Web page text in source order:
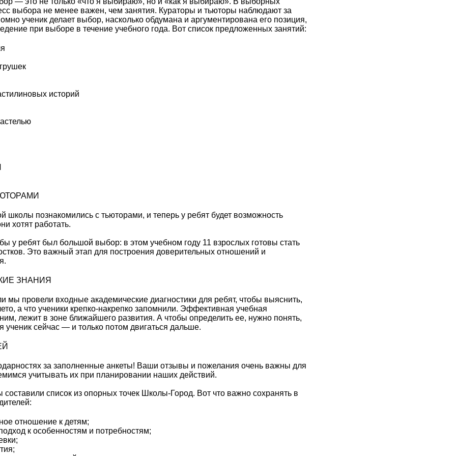
выбора не менее важен, чем занятия. Кураторы и тьюторы наблюдают за
ученик делает выбор, насколько обдумана и аргументирована его позиция,
при выборе в течение учебного года. Вот список предложенных занятий:
историй
школы познакомились с тьюторами, и теперь у ребят будет возможность
хотят работать.
у ребят был большой выбор: в этом учебном году 11 взрослых готовы стать
Это важный этап для построения доверительных отношений и
ЗНАНИЯ
мы провели входные академические диагностики для ребят, чтобы выяснить,
а что ученики крепко-накрепко запомнили. Эффективная учебная
лежит в зоне ближайшего развития. А чтобы определить ее, нужно понять,
ученик сейчас — и только потом двигаться дальше.
за заполненные анкеты! Ваши отзывы и пожелания очень важны для
учитывать их при планировании наших действий.
список из опорных точек Школы-Город. Вот что важно сохранять в
отношение к детям;
к особенностям и потребностям;